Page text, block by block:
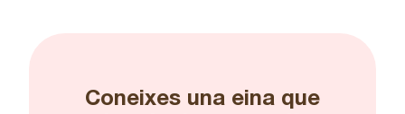
Coneixes una eina que